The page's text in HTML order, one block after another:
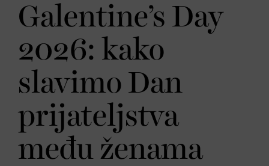
Galentine’s Day
2026: kako
slavimo Dan
prijateljstva
među ženama